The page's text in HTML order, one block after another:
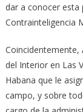
dar a conocer esta
Contrainteligencia
Coincidentemente,
del Interior en Las
Habana que le
campo, y sobre